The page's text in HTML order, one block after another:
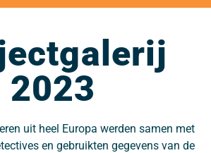
2023
uit heel Europa werden samen met
en gebruikten gegevens van de